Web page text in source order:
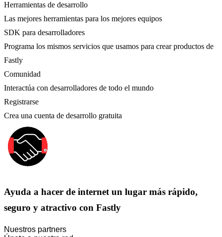
Herramientas de desarrollo
Las mejores herramientas para los mejores equipos
SDK para desarrolladores
Programa los mismos servicios que usamos para crear productos de
Fastly
Comunidad
Interactúa con desarrolladores de todo el mundo
Registrarse
Crea una cuenta de desarrollo gratuita
Ayuda a hacer de internet un lugar más rápido,
seguro y atractivo con Fastly
Nuestros partners